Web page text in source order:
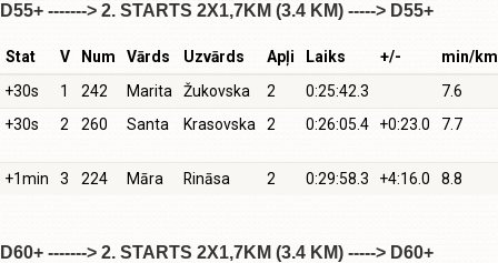
D55+ -------> 2. STARTS 2X1,7KM (3.4 KM) -----> D55+
Stat V Num Vārds Uzvārds Apļi Laiks +/-
min/km
+30s
1 242 Marita Žukovska 2 0:25:42.3
7.6
+30s
2 260 Santa Krasovska 2 0:26:05.4 +0:23.0 7.7
+1min 3 224 Māra Rināsa 2 0:29:58.3 +4:16.0 8.8
D60+ -------> 2. STARTS 2X1,7KM (3.4 KM) -----> D60+